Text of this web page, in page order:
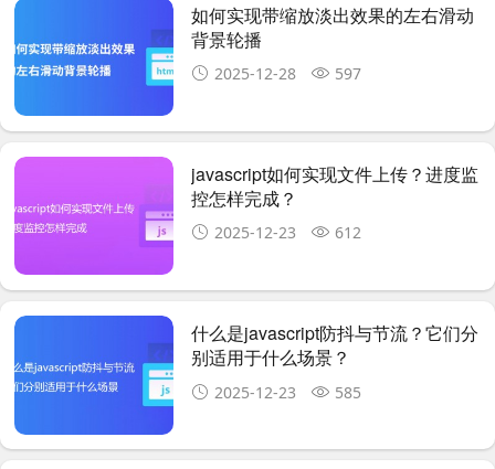
如何实现带缩放淡出效果的左右滑动
背景轮播
2025-12-28 597
javascript如何实现文件上传？进度监
控怎样完成？
2025-12-23 612
什么是javascript防抖与节流？它们分
别适用于什么场景？
2025-12-23 585